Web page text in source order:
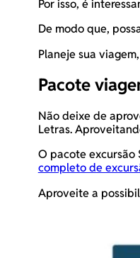
Por isso, é
De modo que,
Planeje sua
Pacote
Não deixe de
Letras.
O pacote excursão
completo de
Aproveite a